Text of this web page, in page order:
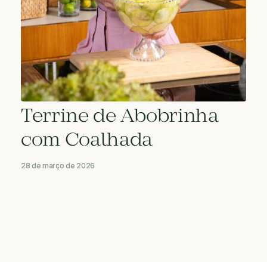
Terrine de Abobrinha
com Coalhada
28 de março de 2026